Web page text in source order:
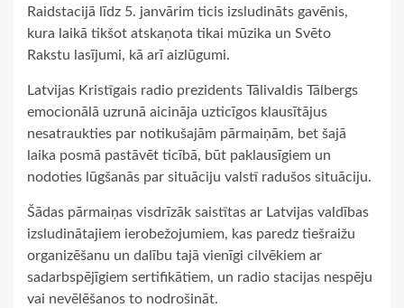
Raidstacijā līdz 5. janvārim ticis izsludināts gavēnis,
kura laikā tikšot atskaņota tikai mūzika un Svēto
Rakstu lasījumi, kā arī aizlūgumi.
Latvijas Kristīgais radio prezidents Tālivaldis Tālbergs
emocionālā uzrunā aicināja uzticīgos klausītājus
nesatraukties par notikušajām pārmaiņām, bet šajā
laika posmā pastāvēt ticībā, būt paklausīgiem un
nodoties lūgšanās par situāciju valstī radušos situāciju.
Šādas pārmaiņas visdrīzāk saistītas ar Latvijas valdības
izsludinātajiem ierobežojumiem, kas paredz tiešraižu
organizēšanu un dalību tajā vienīgi cilvēkiem ar
sadarbspējīgiem sertifikātiem, un radio stacijas nespēju
vai nevēlēšanos to nodrošināt.